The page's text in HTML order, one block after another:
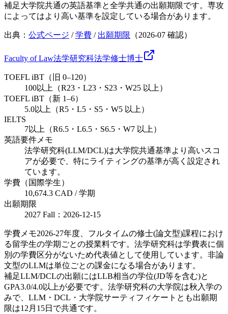
補足大学院共通の英語基準と全学共通の出願期限です。専攻
によってはより高い基準を設定している場合があります。
出典： 公式ページ /学費 / 出願期限 （2026-07 確認）
Faculty of Law法学研究科法学修士博士
TOEFL iBT（旧 0–120）
100以上（R23・L23・S23・W25 以上）
TOEFL iBT（新 1–6）
5.0以上（R5・L5・S5・W5 以上）
IELTS
7以上（R6.5・L6.5・S6.5・W7 以上）
英語要件メモ
法学研究科(LLM/DCL)は大学院共通基準より高いスコ
アが必要で、特にライティングの基準が高く設定され
ています。
学費（国際学生）
10,674.3 CAD / 学期
出願期限
2027 Fall：2026-12-15
学費メモ2026-27年度、フルタイムの修士(論文型)課程におけ
る留学生の学期ごとの授業料です。法学研究科は学費表に個
別の学費区分がないため代表値として使用しています。非論
文型のLLMは単位ごとの課金になる場合があります。
補足LLM/DCLの出願にはLLB相当の学位(JD等を含む)と
GPA3.0/4.0以上が必要です。法学研究科の大学院は秋入学の
みで、LLM・DCL・大学院サーティフィケートとも出願期
限は12月15日で共通です。